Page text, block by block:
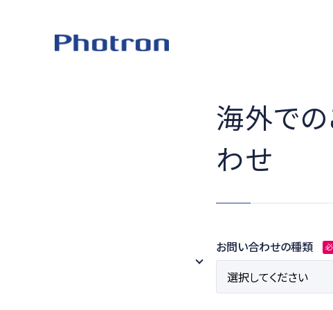
海外で
わせ
お問い合わせの種類